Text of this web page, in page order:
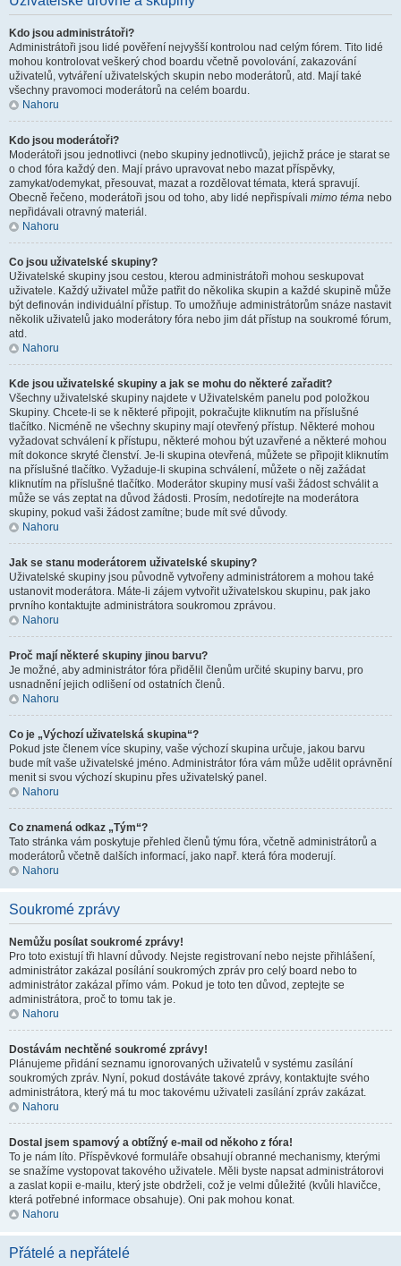
Kdo jsou administrátoři?
Administrátoři jsou lidé pověření nejvyšší kontrolou nad celým fórem. Tito lidé
mohou kontrolovat veškerý chod boardu včetně povolování, zakazování
uživatelů, vytváření uživatelských skupin nebo moderátorů, atd. Mají také
všechny pravomoci moderátorů na celém boardu.
Nahoru
Kdo jsou moderátoři?
Moderátoři jsou jednotlivci (nebo skupiny jednotlivců), jejichž práce je starat se
o chod fóra každý den. Mají právo upravovat nebo mazat příspěvky,
zamykat/odemykat, přesouvat, mazat a rozdělovat témata, která spravují.
Obecně řečeno, moderátoři jsou od toho, aby lidé nepřispívali mimo téma nebo
nepřidávali otravný materiál.
Nahoru
Co jsou uživatelské skupiny?
Uživatelské skupiny jsou cestou, kterou administrátoři mohou seskupovat
uživatele. Každý uživatel může patřit do několika skupin a každé skupině může
být definován individuální přístup. To umožňuje administrátorům snáze nastavit
několik uživatelů jako moderátory fóra nebo jim dát přístup na soukromé fórum,
atd.
Nahoru
Kde jsou uživatelské skupiny a jak se mohu do některé zařadit?
Všechny uživatelské skupiny najdete v Uživatelském panelu pod položkou
Skupiny. Chcete-li se k některé připojit, pokračujte kliknutím na příslušné
tlačítko. Nicméně ne všechny skupiny mají otevřený přístup. Některé mohou
vyžadovat schválení k přístupu, některé mohou být uzavřené a některé mohou
mít dokonce skryté členství. Je-li skupina otevřená, můžete se připojit kliknutím
na příslušné tlačítko. Vyžaduje-li skupina schválení, můžete o něj zažádat
kliknutím na příslušné tlačítko. Moderátor skupiny musí vaši žádost schválit a
může se vás zeptat na důvod žádosti. Prosím, nedotírejte na moderátora
skupiny, pokud vaši žádost zamítne; bude mít své důvody.
Nahoru
Jak se stanu moderátorem uživatelské skupiny?
Uživatelské skupiny jsou původně vytvořeny administrátorem a mohou také
ustanovit moderátora. Máte-li zájem vytvořit uživatelskou skupinu, pak jako
prvního kontaktujte administrátora soukromou zprávou.
Nahoru
Proč mají některé skupiny jinou barvu?
Je možné, aby administrátor fóra přidělil členům určité skupiny barvu, pro
usnadnění jejich odlišení od ostatních členů.
Nahoru
Co je „Výchozí uživatelská skupina“?
Pokud jste členem více skupiny, vaše výchozí skupina určuje, jakou barvu
bude mít vaše uživatelské jméno. Administrátor fóra vám může udělit oprávnění
menit si svou výchozí skupinu přes uživatelský panel.
Nahoru
Co znamená odkaz „Tým“?
Tato stránka vám poskytuje přehled členů týmu fóra, včetně administrátorů a
moderátorů včetně dalších informací, jako např. která fóra moderují.
Nahoru
Soukromé zprávy
Nemůžu posílat soukromé zprávy!
Pro toto existují tři hlavní důvody. Nejste registrovaní nebo nejste přihlášení,
administrátor zakázal posílání soukromých zpráv pro celý board nebo to
administrátor zakázal přímo vám. Pokud je toto ten důvod, zeptejte se
administrátora, proč to tomu tak je.
Nahoru
Dostávám nechtěné soukromé zprávy!
Plánujeme přidání seznamu ignorovaných uživatelů v systému zasílání
soukromých zpráv. Nyní, pokud dostáváte takové zprávy, kontaktujte svého
administrátora, který má tu moc takovému uživateli zasílání zpráv zakázat.
Nahoru
Dostal jsem spamový a obtížný e-mail od někoho z fóra!
To je nám líto. Příspěvkové formuláře obsahují obranné mechanismy, kterými
se snažíme vystopovat takového uživatele. Měli byste napsat administrátorovi
a zaslat kopii e-mailu, který jste obdrželi, což je velmi důležité (kvůli hlavičce,
která potřebné informace obsahuje). Oni pak mohou konat.
Nahoru
Přátelé a nepřátelé